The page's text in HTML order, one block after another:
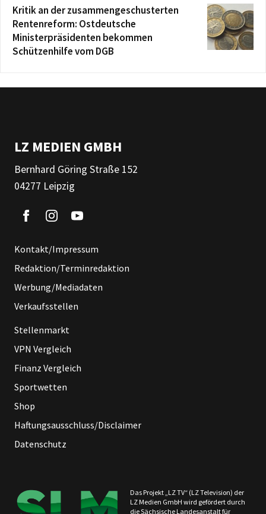
Kritik an der zusammengeschusterten
Rentenreform: Ostdeutsche
Ministerpräsidenten bekommen
Schützenhilfe vom DGB
LZ MEDIEN GMBH
Bernhard Göring Straße 152
04277 Leipzig
Kontakt/Impressum
Redaktion/Terminredaktion
Werbung/Mediadaten
Verkaufsstellen
Stellenmarkt
VPN Vergleich
Finanz Vergleich
Sportwetten
Shop
Haftungsausschluss/Disclaimer
Datenschutz
Das Projekt „LZ TV“ (LZ Television) der
LZ Medien GmbH wird gefördert durch
die Sächsische Landesanstalt für